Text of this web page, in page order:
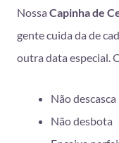
Nossa Capinha de
gente cuida da de
outra data especial.
Não descasca
Não desbota